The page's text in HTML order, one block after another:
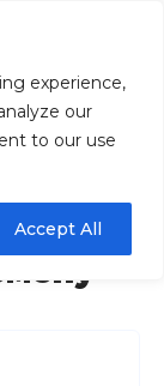
experience,
our
to our use
Accept All